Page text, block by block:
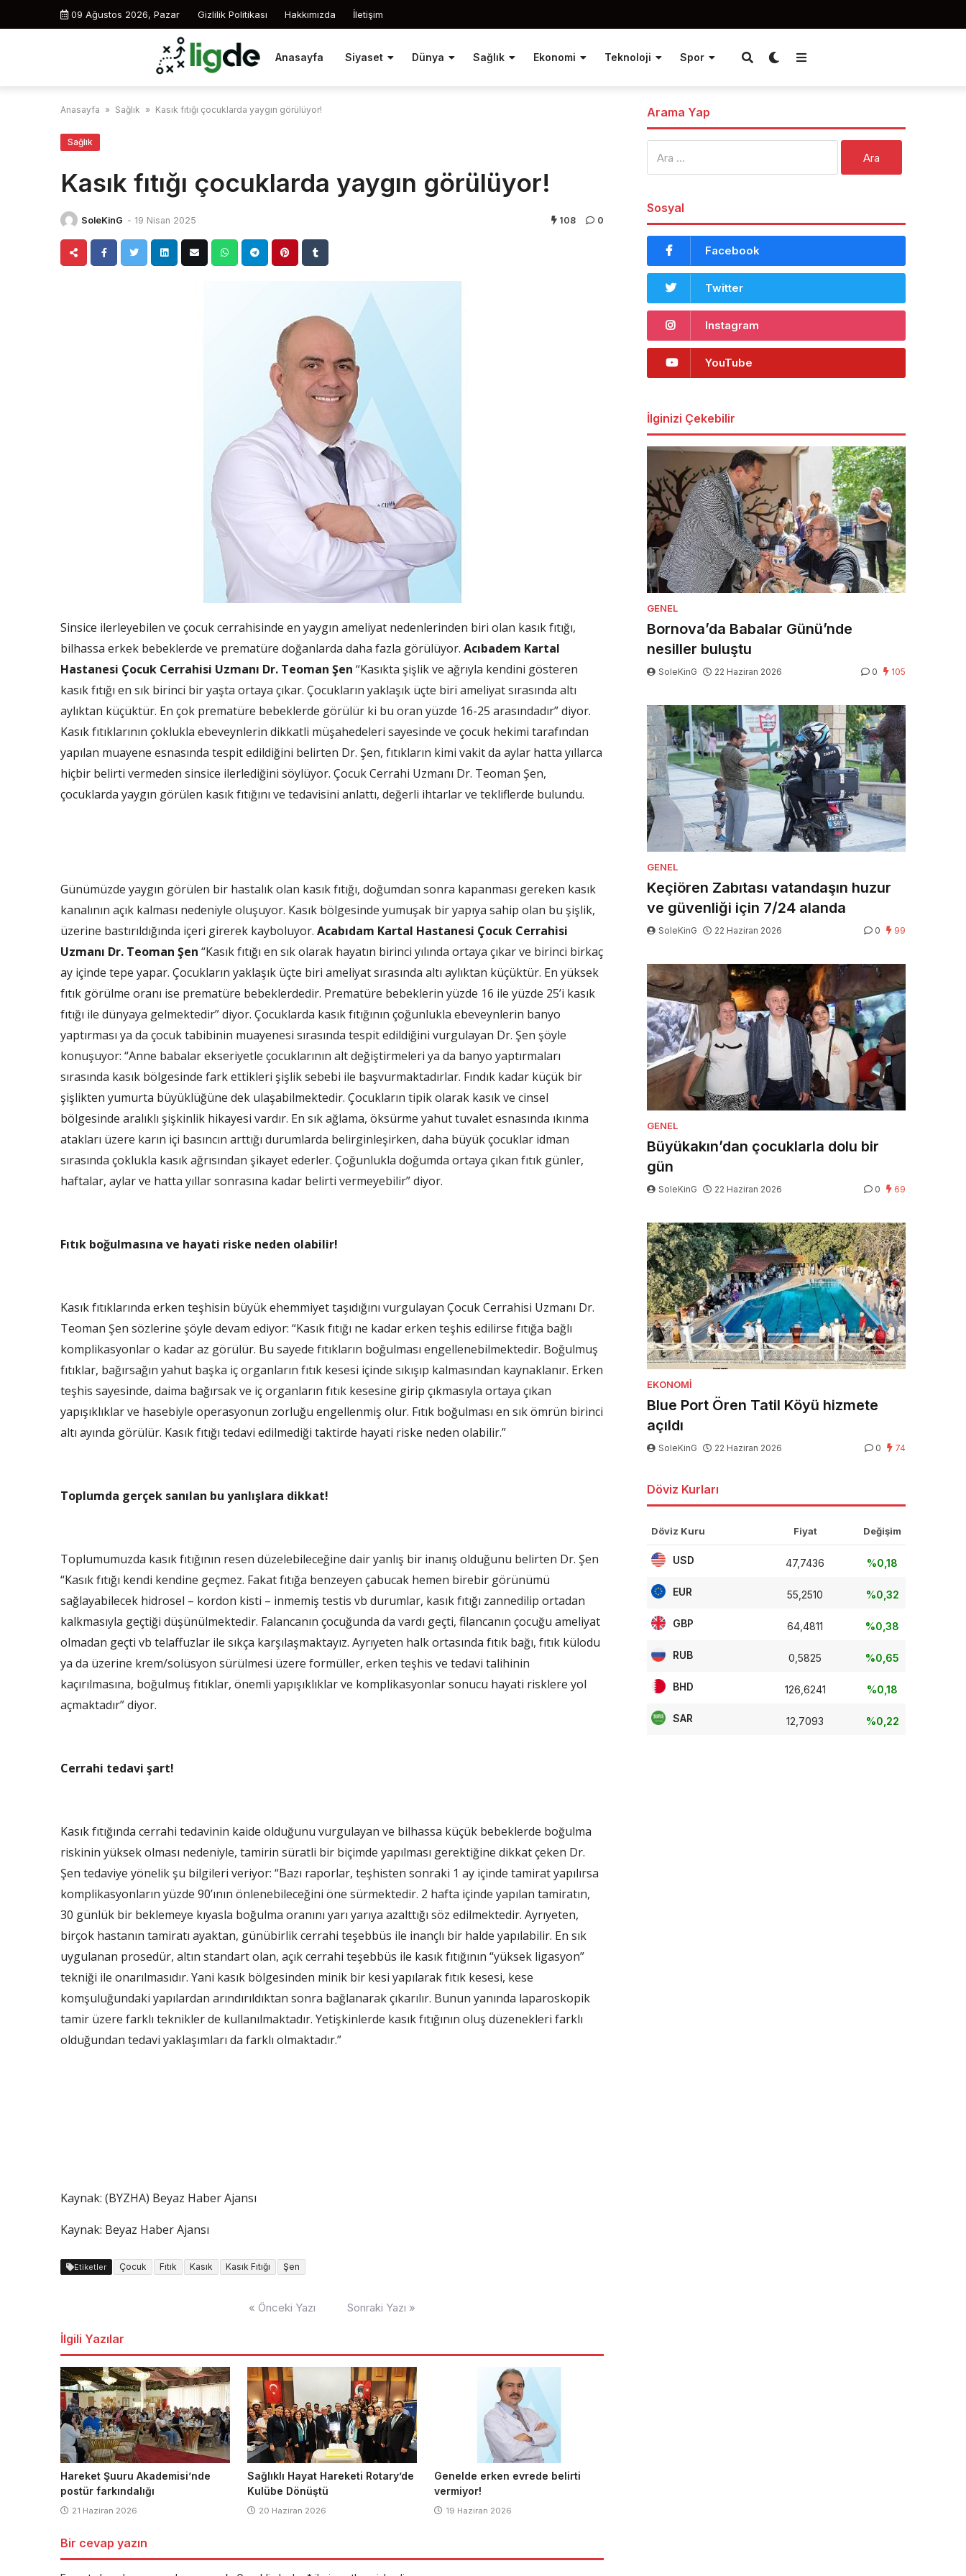
09 Ağustos 2026, Pazar Gizlilik Politikası Hakkımızda İletişim
Anasayfa Siyaset Dünya Sağlık Ekonomi Teknoloji Spor
Anasayfa » Sağlık » Kasık fıtığı çocuklarda yaygın görülüyor!
Sağlık
Kasık fıtığı çocuklarda yaygın görülüyor!
SoleKinG - 19 Nisan 2025 108 0
Sinsice ilerleyebilen ve çocuk cerrahisinde en yaygın ameliyat nedenlerinden biri olan kasık fıtığı,
bilhassa erkek bebeklerde ve prematüre doğanlarda daha fazla görülüyor. Acıbadem Kartal
Hastanesi Çocuk Cerrahisi Uzmanı Dr. Teoman Şen “Kasıkta şişlik ve ağrıyla kendini gösteren
kasık fıtığı en sık birinci bir yaşta ortaya çıkar. Çocukların yaklaşık üçte biri ameliyat sırasında altı
aylıktan küçüktür. En çok prematüre bebeklerde görülür ki bu oran yüzde 16-25 arasındadır” diyor.
Kasık fıtıklarının çoklukla ebeveynlerin dikkatli müşahedeleri sayesinde ve çocuk hekimi tarafından
yapılan muayene esnasında tespit edildiğini belirten Dr. Şen, fıtıkların kimi vakit da aylar hatta yıllarca
hiçbir belirti vermeden sinsice ilerlediğini söylüyor. Çocuk Cerrahi Uzmanı Dr. Teoman Şen,
çocuklarda yaygın görülen kasık fıtığını ve tedavisini anlattı, değerli ihtarlar ve tekliflerde bulundu.
Günümüzde yaygın görülen bir hastalık olan kasık fıtığı, doğumdan sonra kapanması gereken kasık
kanalının açık kalması nedeniyle oluşuyor. Kasık bölgesinde yumuşak bir yapıya sahip olan bu şişlik,
üzerine bastırıldığında içeri girerek kayboluyor. Acabıdam Kartal Hastanesi Çocuk Cerrahisi
Uzmanı Dr. Teoman Şen “Kasık fıtığı en sık olarak hayatın birinci yılında ortaya çıkar ve birinci birkaç
ay içinde tepe yapar. Çocukların yaklaşık üçte biri ameliyat sırasında altı aylıktan küçüktür. En yüksek
fıtık görülme oranı ise prematüre bebeklerdedir. Prematüre bebeklerin yüzde 16 ile yüzde 25’i kasık
fıtığı ile dünyaya gelmektedir” diyor. Çocuklarda kasık fıtığının çoğunlukla ebeveynlerin banyo
yaptırması ya da çocuk tabibinin muayenesi sırasında tespit edildiğini vurgulayan Dr. Şen şöyle
konuşuyor: “Anne babalar ekseriyetle çocuklarının alt değiştirmeleri ya da banyo yaptırmaları
sırasında kasık bölgesinde fark ettikleri şişlik sebebi ile başvurmaktadırlar. Fındık kadar küçük bir
şişlikten yumurta büyüklüğüne dek ulaşabilmektedir. Çocukların tipik olarak kasık ve cinsel
bölgesinde aralıklı şişkinlik hikayesi vardır. En sık ağlama, öksürme yahut tuvalet esnasında ıkınma
atakları üzere karın içi basıncın arttığı durumlarda belirginleşirken, daha büyük çocuklar idman
sırasında çoklukla kasık ağrısından şikayet ederler. Çoğunlukla doğumda ortaya çıkan fıtık günler,
haftalar, aylar ve hatta yıllar sonrasına kadar belirti vermeyebilir” diyor.
Fıtık boğulmasına ve hayati riske neden olabilir!
Kasık fıtıklarında erken teşhisin büyük ehemmiyet taşıdığını vurgulayan Çocuk Cerrahisi Uzmanı Dr.
Teoman Şen sözlerine şöyle devam ediyor: “Kasık fıtığı ne kadar erken teşhis edilirse fıtığa bağlı
komplikasyonlar o kadar az görülür. Bu sayede fıtıkların boğulması engellenebilmektedir. Boğulmuş
fıtıklar, bağırsağın yahut başka iç organların fıtık kesesi içinde sıkışıp kalmasından kaynaklanır. Erken
teşhis sayesinde, daima bağırsak ve iç organların fıtık kesesine girip çıkmasıyla ortaya çıkan
yapışıklıklar ve hasebiyle operasyonun zorluğu engellenmiş olur. Fıtık boğulması en sık ömrün birinci
altı ayında görülür. Kasık fıtığı tedavi edilmediği taktirde hayati riske neden olabilir.”
Toplumda gerçek sanılan bu yanlışlara dikkat!
Toplumumuzda kasık fıtığının resen düzelebileceğine dair yanlış bir inanış olduğunu belirten Dr. Şen
“Kasık fıtığı kendi kendine geçmez. Fakat fıtığa benzeyen çabucak hemen birebir görünümü
sağlayabilecek hidrosel – kordon kisti – inmemiş testis vb durumlar, kasık fıtığı zannedilip ortadan
kalkmasıyla geçtiği düşünülmektedir. Falancanın çocuğunda da vardı geçti, filancanın çocuğu ameliyat
olmadan geçti vb telaffuzlar ile sıkça karşılaşmaktayız. Ayrıyeten halk ortasında fıtık bağı, fıtık külodu
ya da üzerine krem/solüsyon sürülmesi üzere formüller, erken teşhis ve tedavi talihinin
kaçırılmasına, boğulmuş fıtıklar, önemli yapışıklıklar ve komplikasyonlar sonucu hayati risklere yol
açmaktadır” diyor.
Cerrahi tedavi şart!
Kasık fıtığında cerrahi tedavinin kaide olduğunu vurgulayan ve bilhassa küçük bebeklerde boğulma
riskinin yüksek olması nedeniyle, tamirin süratli bir biçimde yapılması gerektiğine dikkat çeken Dr.
Şen tedaviye yönelik şu bilgileri veriyor: “Bazı raporlar, teşhisten sonraki 1 ay içinde tamirat yapılırsa
komplikasyonların yüzde 90’ının önlenebileceğini öne sürmektedir. 2 hafta içinde yapılan tamiratın,
30 günlük bir beklemeye kıyasla boğulma oranını yarı yarıya azalttığı söz edilmektedir. Ayrıyeten,
birçok hastanın tamiratı ayaktan, günübirlik cerrahi teşebbüs ile inançlı bir halde yapılabilir. En sık
uygulanan prosedür, altın standart olan, açık cerrahi teşebbüs ile kasık fıtığının “yüksek ligasyon”
tekniği ile onarılmasıdır. Yani kasık bölgesinden minik bir kesi yapılarak fıtık kesesi, kese
komşuluğundaki yapılardan arındırıldıktan sonra bağlanarak çıkarılır. Bunun yanında laparoskopik
tamir üzere farklı teknikler de kullanılmaktadır. Yetişkinlerde kasık fıtığının oluş düzenekleri farklı
olduğundan tedavi yaklaşımları da farklı olmaktadır.”
Kaynak: (BYZHA) Beyaz Haber Ajansı
Kaynak: Beyaz Haber Ajansı
Etiketler Çocuk Fıtık Kasık Kasık Fıtığı Şen
« Önceki Yazı Sonraki Yazı »
İlgili Yazılar
Hareket Şuuru Akademisi’nde
postür farkındalığı
21 Haziran 2026
Sağlıklı Hayat Hareketi Rotary’de
Kulübe Dönüştü
20 Haziran 2026
Genelde erken evrede belirti
vermiyor!
19 Haziran 2026
Bir cevap yazın
Arama Yap
Sosyal
Facebook
Twitter
Instagram
YouTube
İlginizi Çekebilir
GENEL
Bornova’da Babalar Günü’nde
nesiller buluştu
SoleKinG 22 Haziran 2026 0 105
GENEL
Keçiören Zabıtası vatandaşın huzur
ve güvenliği için 7/24 alanda
SoleKinG 22 Haziran 2026 0 99
GENEL
Büyükakın’dan çocuklarla dolu bir
gün
SoleKinG 22 Haziran 2026 0 69
EKONOMI
Blue Port Ören Tatil Köyü hizmete
açıldı
SoleKinG 22 Haziran 2026 0 74
Döviz Kurları
Döviz Kuru Fiyat Değişim
USD 47,7436 %0,18
EUR 55,2510 %0,32
GBP 64,4811 %0,38
RUB 0,5825 %0,65
BHD 126,6241 %0,18
SAR 12,7093 %0,22